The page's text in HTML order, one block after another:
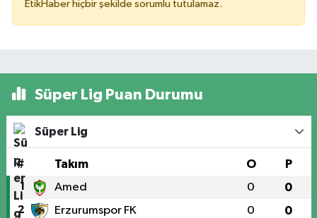
EtikHaber hiçbir şekilde sorumlu tutulamaz.
Süper Lig Puan Durumu
Süper Lig
# Takım O P
1 Amed 0 0
2 Erzurumspor FK 0 0